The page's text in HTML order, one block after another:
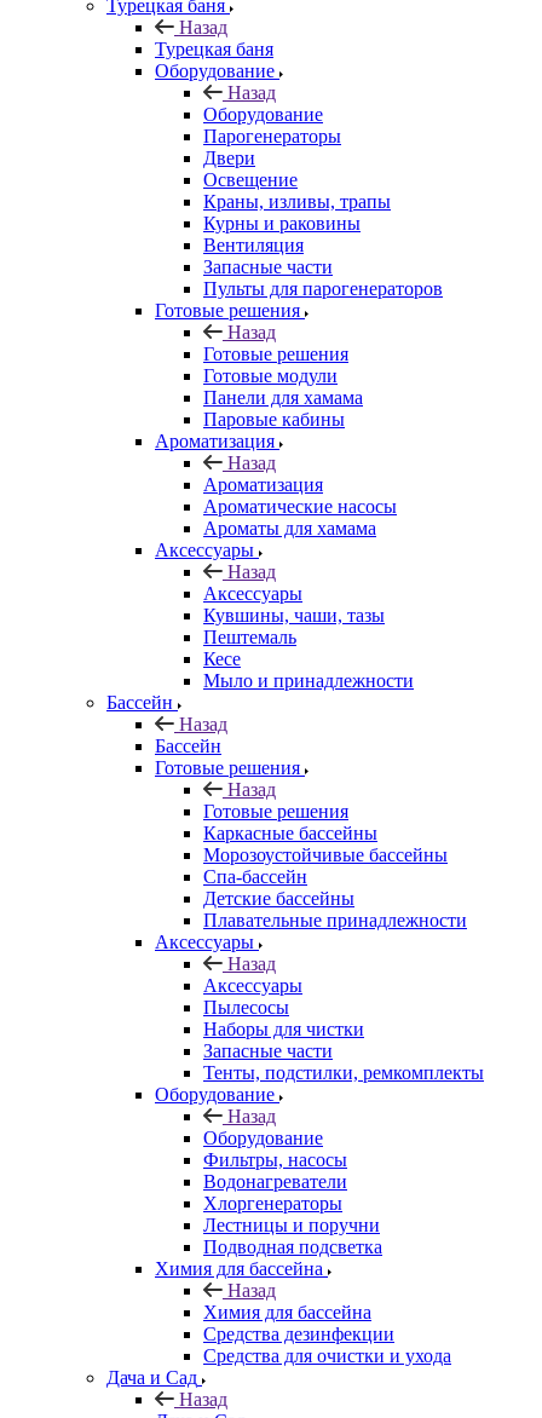
Турецкая баня
Назад
Турецкая баня
Оборудование
Назад
Оборудование
Парогенераторы
Двери
Освещение
Краны, изливы, трапы
Курны и раковины
Вентиляция
Запасные части
Пульты для парогенераторов
Готовые решения
Назад
Готовые решения
Готовые модули
Панели для хамама
Паровые кабины
Ароматизация
Назад
Ароматизация
Ароматические насосы
Ароматы для хамама
Аксессуары
Назад
Аксессуары
Кувшины, чаши, тазы
Пештемаль
Кесе
Мыло и принадлежности
Бассейн
Назад
Бассейн
Готовые решения
Назад
Готовые решения
Каркасные бассейны
Морозоустойчивые бассейны
Спа-бассейн
Детские бассейны
Плавательные принадлежности
Аксессуары
Назад
Аксессуары
Пылесосы
Наборы для чистки
Запасные части
Тенты, подстилки, ремкомплекты
Оборудование
Назад
Оборудование
Фильтры, насосы
Водонагреватели
Хлоргенераторы
Лестницы и поручни
Подводная подсветка
Химия для бассейна
Назад
Химия для бассейна
Средства дезинфекции
Средства для очистки и ухода
Дача и Сад
Назад